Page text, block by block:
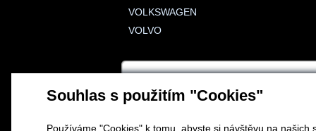
Souhlas s použitím "Cookies"
Používáme "Cookies" k tomu, abyste si návštěvu na
VOLKSWAGEN
VOLVO